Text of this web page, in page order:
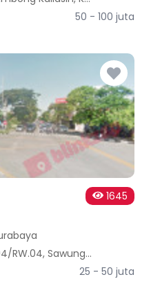
50 - 100 juta
1645
Jl. Adityawarman No.85, RT.004/RW.04, Sawunggaling, Kec. Wonokromo, Kota SBY, Jawa Timur 60242, Indonesia
25 - 50 juta